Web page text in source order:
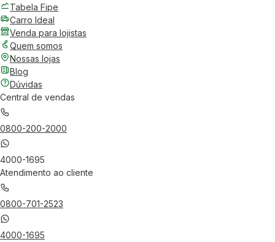
Tabela Fipe
Carro Ideal
Venda para lojistas
Quem somos
Nossas lojas
Blog
Dúvidas
Central de vendas
0800-200-2000
4000-1695
Atendimento ao cliente
0800-701-2523
4000-1695